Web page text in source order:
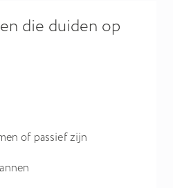
die duiden op
of passief zijn